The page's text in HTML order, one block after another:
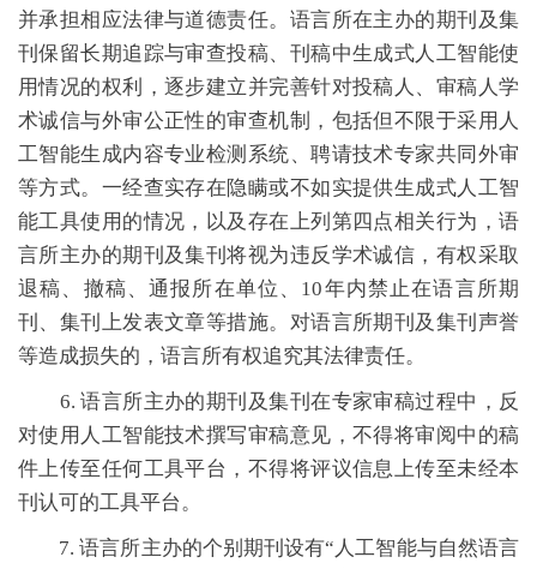
并承担相应法律与道德责任。语言所在主办的期刊及集
刊保留长期追踪与审查投稿、刊稿中生成式人工智能使
用情况的权利，逐步建立并完善针对投稿人、审稿人学
术诚信与外审公正性的审查机制，包括但不限于采用人
工智能生成内容专业检测系统、聘请技术专家共同外审
等方式。一经查实存在隐瞒或不如实提供生成式人工智
能工具使用的情况，以及存在上列第四点相关行为，语
言所主办的期刊及集刊将视为违反学术诚信，有权采取
退稿、撤稿、通报所在单位、10年内禁止在语言所期
刊、集刊上发表文章等措施。对语言所期刊及集刊声誉
等造成损失的，语言所有权追究其法律责任。
6. 语言所主办的期刊及集刊在专家审稿过程中，反
对使用人工智能技术撰写审稿意见，不得将审阅中的稿
件上传至任何工具平台，不得将评议信息上传至未经本
刊认可的工具平台。
7. 语言所主办的个别期刊设有“人工智能与自然语言